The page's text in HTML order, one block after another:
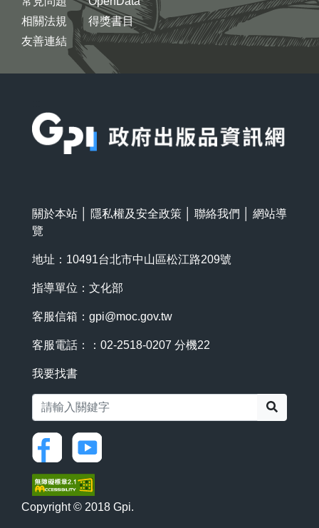
相關法規
友善連結
得獎書目
關於本站 隱私權及安全政策 聯絡我們
網站導
覽
地址：10491台北市中山區松江路209號
指導單位：文化部
客服信箱： gpi@moc.gov.tw
客服電話：：02-2518-0207 分機22
我要找書
Copyright © 2018 Gpi.